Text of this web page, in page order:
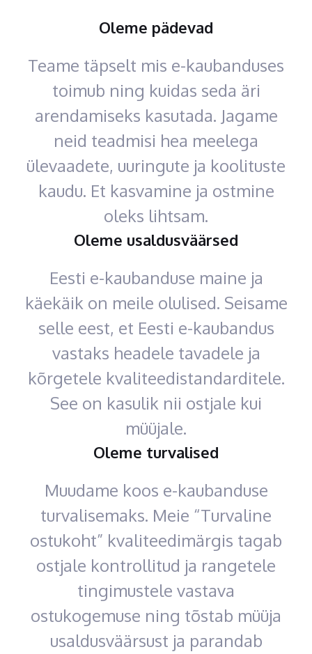
Oleme pädevad
Teame täpselt mis e-kaubanduses
toimub ning kuidas seda äri
arendamiseks kasutada. Jagame
neid teadmisi hea meelega
ülevaadete, uuringute ja koolituste
kaudu. Et kasvamine ja ostmine
oleks lihtsam.
Oleme usaldusväärsed
Eesti e-kaubanduse maine ja
käekäik on meile olulised. Seisame
selle eest, et Eesti e-kaubandus
vastaks headele tavadele ja
kõrgetele kvaliteedistandarditele.
See on kasulik nii ostjale kui
müüjale.
Oleme turvalised
Muudame koos e-kaubanduse
turvalisemaks. Meie “Turvaline
ostukoht” kvaliteedimärgis tagab
ostjale kontrollitud ja rangetele
tingimustele vastava
ostukogemuse ning tõstab müüja
usaldusväärsust ja parandab